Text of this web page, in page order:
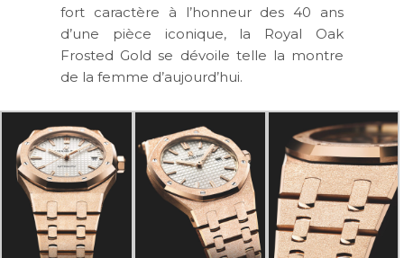
fort caractère à l’honneur des 40 ans
d’une pièce iconique, la Royal Oak
Frosted Gold se dévoile telle la montre
de lafemme d’aujourd’hui.